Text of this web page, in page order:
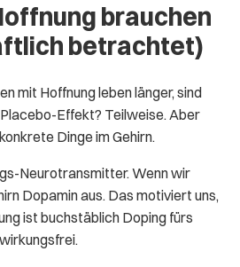
brauchen
betrachtet)
mit Hoffnung leben länger, sind
Effekt? Teilweise. Aber
Dinge im Gehirn.
Neurotransmitter. Wenn wir
Dopamin aus. Das motiviert uns,
ist buchstäblich Doping fürs